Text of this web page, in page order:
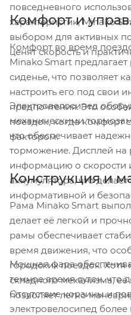
повседневного
характеристик, Minako
выбором для активных
ценят скорость и
Комфорт и
Комфорт во время
Minako Smart
сиденье, что позволяет
настроить его под свои
предпочтения. Это
поездок, когда комфорт
фактором.
Электровелосипед
механическими
что обеспечивает
торможение. Дисплей на
информацию о скорости
аккумулятора, что
информативной и
Конструкция и
Рама Minako Smart
делает её легкой и
рамы обеспечивает
время движения, что
городских поездок.
складного механизма,
позволяет легко
Мощная фара
темное время суток, что
Отсутствие корзины и
электровелосипед